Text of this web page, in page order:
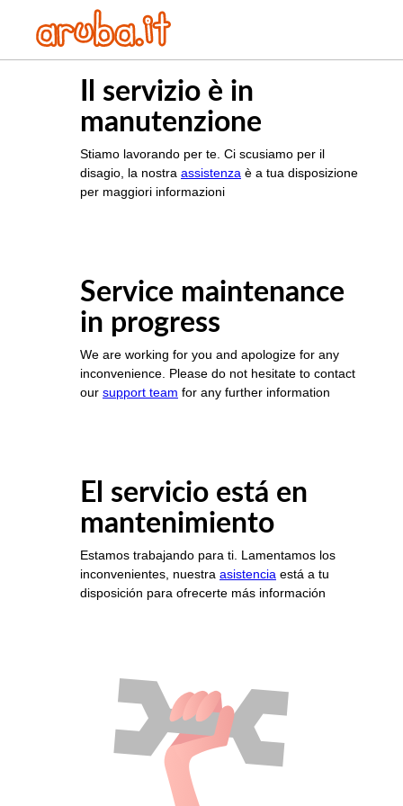
Il servizio è in
manutenzione
Stiamo lavorando per te. Ci scusiamo per il
disagio, la nostra assistenza è a tua disposizione
per maggiori informazioni
Service maintenance
in progress
We are working for you and apologize for any
inconvenience. Please do not hesitate to contact
our support team for any further information
El servicio está en
mantenimiento
Estamos trabajando para ti. Lamentamos los
inconvenientes, nuestra asistencia está a tu
disposición para ofrecerte más información